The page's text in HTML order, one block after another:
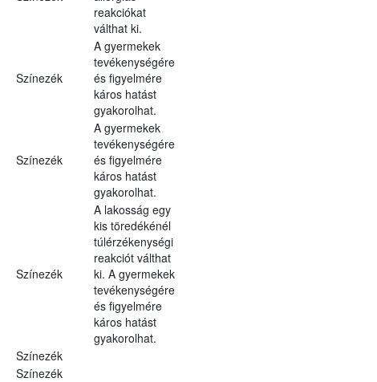
reakciókat
válthat ki.
Színezék
A gyermekek
tevékenységére
és figyelmére
káros hatást
gyakorolhat.
Színezék
A gyermekek
tevékenységére
és figyelmére
káros hatást
gyakorolhat.
Színezék
A lakosság egy
kis töredékénél
túlérzékenységi
reakciót válthat
ki. A gyermekek
tevékenységére
és figyelmére
káros hatást
gyakorolhat.
Színezék
Színezék